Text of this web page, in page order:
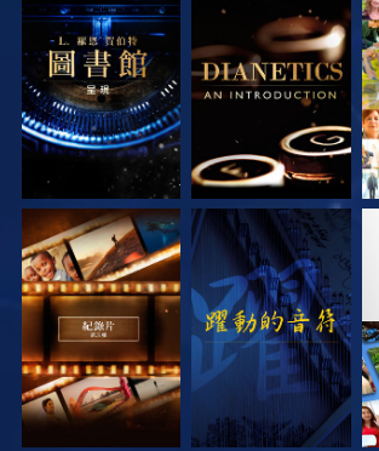
探索系列節目 探索系列節目
探索系列節目 觀看